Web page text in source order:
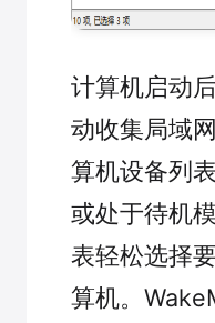
计算机启动
动收集局域
算机设备列
或处于待机
表轻松选择
算机。